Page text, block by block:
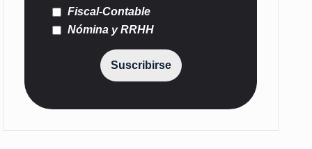
Fiscal-Contable
Nómina y RRHH
Suscribirse